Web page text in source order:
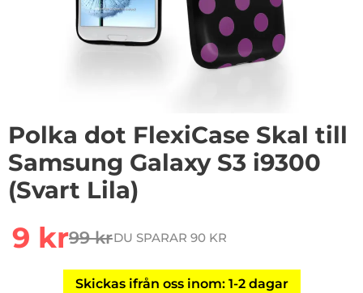
Polka dot FlexiCase Skal till
Samsung Galaxy S3 i9300
(Svart Lila)
rea pris
9 krtidigare pris
99 krDU SPARAR 90 KR
Skickas ifrån oss inom: 1-2 dagar